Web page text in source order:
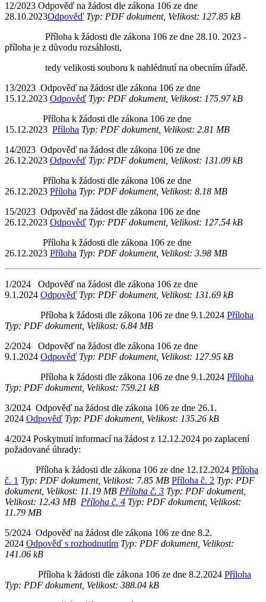
12/2023 Odpověď na žádost dle zákona 106 ze dne
28.10.2023Odpověď Typ: PDF dokument, Velikost: 127.85 kB
Příloha k žádosti dle zákona 106 ze dne 28.10. 2023 -
příloha je z důvodu rozsáhlosti,
tedy velikosti souboru k nahlédnutí na obecním úřadě.
13/2023 Odpověď na žádost dle zákona 106 ze dne
15.12.2023 Odpověď Typ: PDF dokument, Velikost: 175.97 kB
Příloha k žádosti dle zákona 106 ze dne
15.12.2023 Příloha Typ: PDF dokument, Velikost: 2.81 MB
14/2023 Odpověď na žádost dle zákona 106 ze dne
26.12.2023 Odpověď Typ: PDF dokument, Velikost: 131.09 kB
Příloha k žádosti dle zákona 106 ze dne
26.12.2023 Příloha Typ: PDF dokument, Velikost: 8.18 MB
15/2023 Odpověď na žádost dle zákona 106 ze dne
26.12.2023 Odpověď Typ: PDF dokument, Velikost: 127.54 kB
Příloha k žádosti dle zákona 106 ze dne
26.12.2023 Příloha Typ: PDF dokument, Velikost: 3.98 MB
1/2024
Odpověď na žádost dle zákona 106 ze dne
9.1.2024 Odpověď Typ: PDF dokument, Velikost: 131.69 kB
Příloha k žádosti dle zákona 106 ze dne 9.1.2024 Příloha
Typ: PDF dokument, Velikost: 6.84 MB
2/2024 Odpověď na žádost dle zákona 106 ze dne
9.1.2024 Odpověď Typ: PDF dokument, Velikost: 127.95 kB
Příloha k žádosti dle zákona 106 ze dne 9.1.2024 Příloha
Typ: PDF dokument, Velikost: 759.21 kB
3/2024 Odpověď na žádost dle zákona 106 ze dne 26.1.
2024 Odpověď Typ: PDF dokument, Velikost: 135.26 kB
4/2024 Poskytnutí informací na žádost z 12.12.2024 po zaplacení
požadované úhrady:
Příloha k žádosti dle zákona 106 ze dne 12.12.2024 Příloha
č. 1 Typ: PDF dokument, Velikost: 7.85 MB Příloha č. 2 Typ: PDF
dokument, Velikost: 11.19 MB Příloha č. 3 Typ: PDF dokument,
Velikost: 12.43 MB Příloha č. 4 Typ: PDF dokument, Velikost:
11.79 MB
5/2024 Odpověď na žádost dle zákona 106 ze dne 8.2.
2024 Odpověď s rozhodnutím Typ: PDF dokument, Velikost:
141.06 kB
Příloha k žádosti dle zákona 106 ze dne 8.2.2024 Příloha
Typ: PDF dokument, Velikost: 388.04 kB